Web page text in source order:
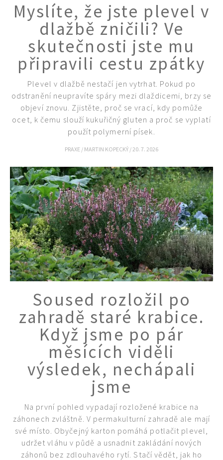
Myslíte, že jste plevel v
dlažbě zničili? Ve
skutečnosti jste mu
připravili cestu zpátky
Plevel v dlažbě nestačí jen vytrhat. Pokud po
odstranění neupravíte spáry mezi dlaždicemi, brzy se
objeví znovu. Zjistěte, proč se vrací, kdy pomůže
ocet, k čemu slouží kukuřičný gluten a proč se vyplatí
použít polymerní písek.
PRAXE / MARTIN KOPECKÝ /20. 7. 2026
Soused rozložil po
zahradě staré krabice.
Když jsme po pár
měsících viděli
výsledek, nechápali
jsme
Na první pohled vypadají rozložené krabice na
záhonech zvláštně. V permakulturní zahradě ale mají
své místo. Obyčejný karton pomáhá potlačit plevel,
udržet vláhu v půdě a usnadnit zakládání nových
záhonů bez zdlouhavého rytí. Stačí vědět, jak ho